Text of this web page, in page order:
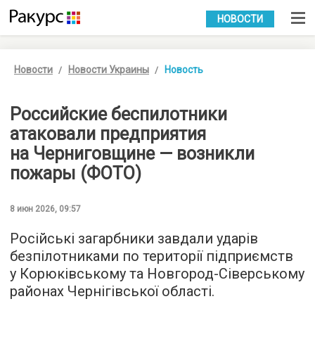
УКР РУС
НОВОСТИ
Новости Новости Украины Новость
Российские беспилотники
атаковали предприятия
на Черниговщине — возникли
пожары (ФОТО)
8 июн 2026, 09:57
Російські загарбники завдали ударів
безпілотниками по території підприємств
у Корюківському та Новгород-Сіверському
районах Чернігівської області.